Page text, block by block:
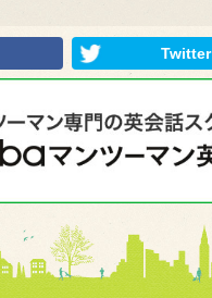
Twitter